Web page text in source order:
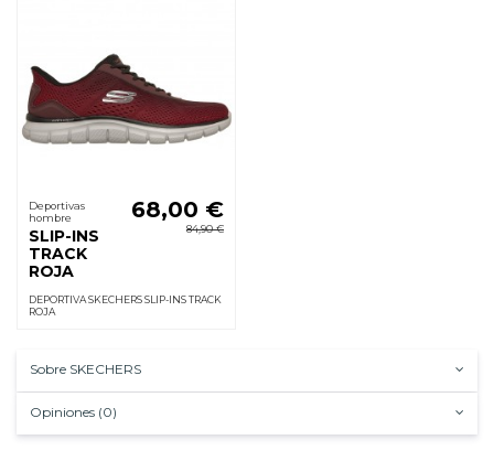
Deportivas
hombre
SLIP-INS
TRACK
ROJA
68,00 €
84,90 €
DEPORTIVA SKECHERS SLIP-INS TRACK
ROJA
Sobre SKECHERS
Opiniones (0)